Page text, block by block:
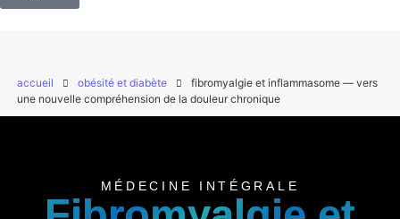
accueil obésité et diabète
fibromyalgie et inflammasome — vers
une nouvelle compréhension de la douleur chronique
MÉDECINE INTÉGRALE